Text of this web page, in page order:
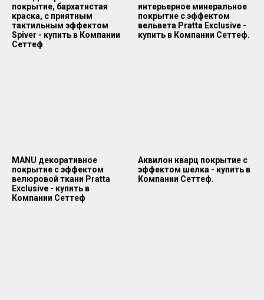
покрытие, бархатистая
краска, с приятным
тактильным эффектом
Spiver - купить в Компании
Сеттеф
интерьерное минеральное
покрытие с эффектом
вельвета Pratta Exclusive -
купить в Компании Сеттеф.
MANU декоративное
покрытие с эффектом
велюровой ткани Pratta
Exclusive - купить в
Компании Сеттеф
Аквилон кварц покрытие с
эффектом шелка - купить в
Компании Сеттеф.